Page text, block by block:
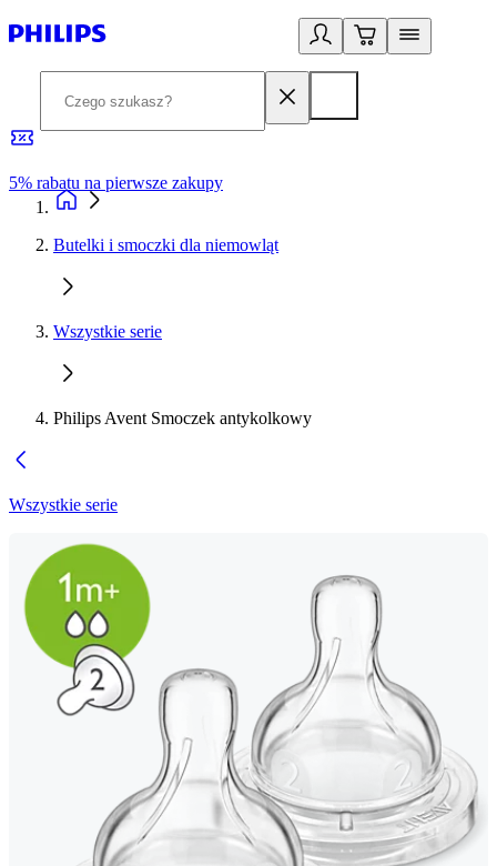
5% rabatu na pierwsze zakupy
Butelki i smoczki dla niemowląt
Wszystkie serie
Philips Avent Smoczek antykolkowy
Wszystkie serie